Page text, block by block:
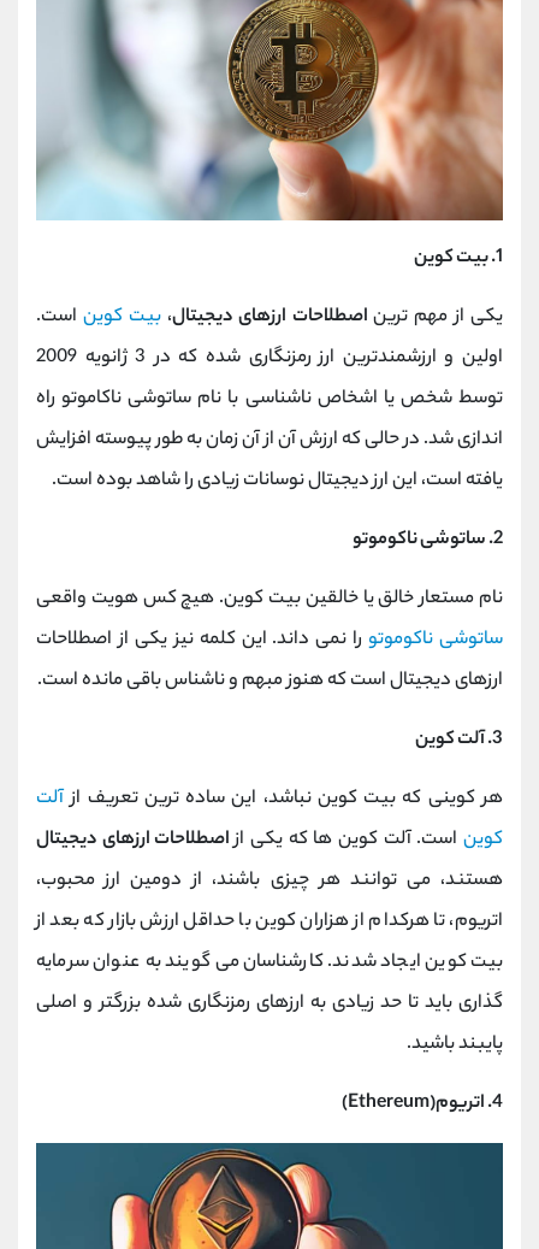
1. بیت کوین
یکی از مهم ترین اصطلاحات ارزهای دیجیتال، بیت کویناست.
اولین و ارزشمندترین ارز رمزنگاری شده که در 3 ژانویه 2009
توسط شخص یا اشخاص ناشناسی با نام ساتوشی ناکاموتو راه
اندازی شد. در حالی که ارزش آن از آن زمان به طور پیوسته افزایش
یافته است، این ارز دیجیتال نوسانات زیادی را شاهد بوده است.
2. ساتوشی ناکوموتو
نام مستعار خالق یا خالقین بیت کوین. هیچ کس هویت واقعی
ساتوشی ناکوموتورا نمی داند. این کلمه نیز یکی از اصطلاحات
ارزهای دیجیتال است که هنوز مبهم و ناشناس باقی مانده است.
3. آلت کوین
هر کوینی که بیت کوین نباشد، این ساده ترین تعریف ازآلت
کویناست. آلت کوین ها که یکی ازاصطلاحات ارزهای دیجیتال
هستند، می توانند هر چیزی باشند، از دومین ارز محبوب،
اتریوم، تا هرکدام از هزاران کوین با حداقل ارزش بازار که بعد از
بیت کوین ایجاد شدند. کارشناسان می گویند به عنوان سرمایه
گذاری باید تا حد زیادی به ارزهای رمزنگاری شده بزرگتر و اصلی
پایبند باشید.
4. اتریوم(Ethereum)